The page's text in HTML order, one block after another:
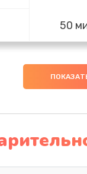
50
50